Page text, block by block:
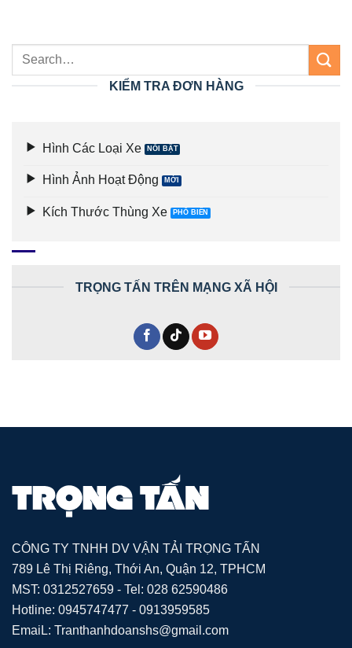
KIỂM TRA ĐƠN HÀNG
Hình Các Loại Xe
Hình Ảnh Hoạt Động
Kích Thước Thùng Xe
TRỌNG TẤN TRÊN MẠNG XÃ HỘI
CÔNG TY TNHH DV VẬN TẢI TRỌNG TẤN
789 Lê Thị Riêng, Thới An, Quận 12, TPHCM
MST: 0312527659 - Tel: 028 62590486
Hotline: 0945747477 - 0913959585
EmaiL: Tranthanhdoanshs@gmail.com